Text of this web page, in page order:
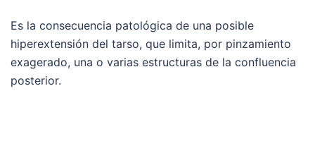
Es la consecuencia patológica de una posible
hiperextensión del tarso, que limita, por pinzamiento
exagerado, una o varias estructuras de la confluencia
posterior.